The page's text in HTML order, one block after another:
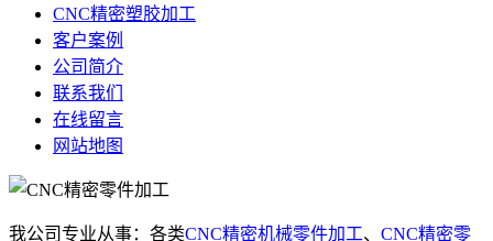
CNC精密塑胶加工
客户案例
公司简介
联系我们
在线留言
网站地图
我公司专业从事：各类CNC精密机械零件加工、 CNC精密零